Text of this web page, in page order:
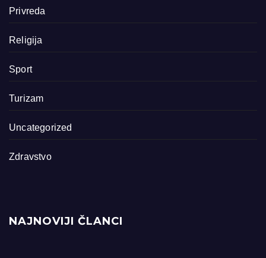
Privreda
Religija
Sport
Turizam
Uncategorized
Zdravstvo
NAJNOVIJI ČLANCI